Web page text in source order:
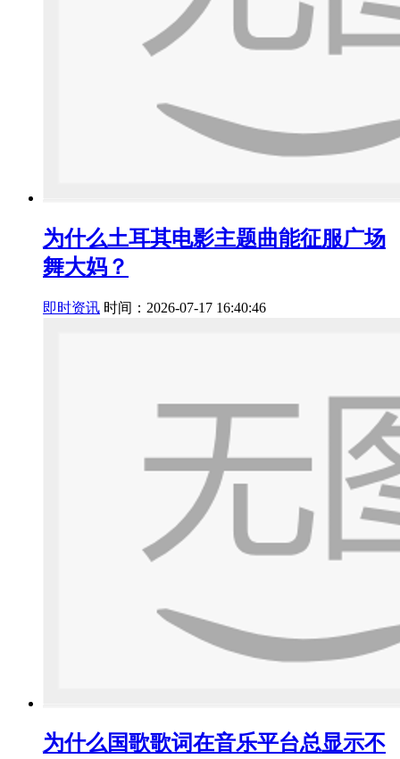
为什么土耳其电影主题曲能征服广场
舞大妈？
即时资讯 时间：2026-07-17 16:40:46
为什么国歌歌词在音乐平台总显示不